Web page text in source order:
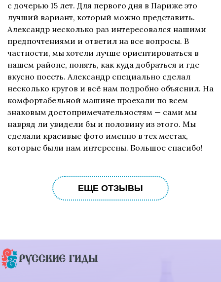
с дочерью 15 лет. Для первого дня в Париже это
лучший вариант, который можно представить.
Александр несколько раз интересовался нашими
предпочтениями и ответил на все вопросы. В
частности, мы хотели лучше ориентироваться в
нашем районе, понять, как куда добраться и где
вкусно поесть. Александр специально сделал
несколько кругов и всё нам подробно объяснил. На
комфортабельной машине проехали по всем
знаковым достопримечательностям — сами мы
навряд ли увидели бы и половину из этого. Мы
сделали красивые фото именно в тех местах,
которые были нам интересны. Большое спасибо!
ЕЩЕ ОТЗЫВЫ